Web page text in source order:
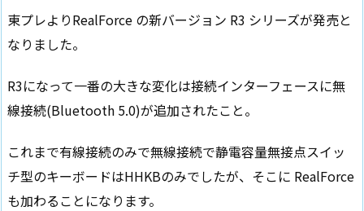
東プレよりRealForce の新バージョン R3 シリーズが発売と
なりました。
R3になって一番の大きな変化は接続インターフェースに無
線接続(Bluetooth 5.0)が追加されたこと。
これまで有線接続のみで無線接続で静電容量無接点スイッ
チ型のキーボードはHHKBのみでしたが、そこに RealForce
も加わることになります。